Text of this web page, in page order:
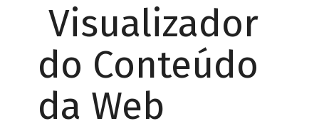
Visualizador
do Conteúdo
da Web